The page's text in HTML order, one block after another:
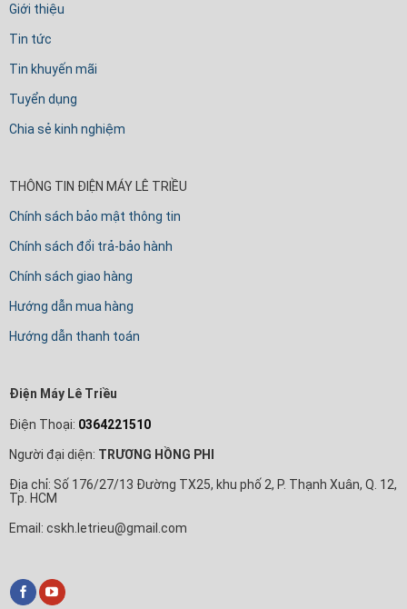
Giới thiệu
Tin tức
Tin khuyến mãi
Tuyển dụng
Chia sẻ kinh nghiệm
THÔNG TIN ĐIỆN MÁY LÊ TRIỀU
Chính sách bảo mật thông tin
Chính sách đổi trả-bảo hành
Chính sách giao hàng
Hướng dẫn mua hàng
Hướng dẫn thanh toán
Điện Máy Lê Triều
Điện Thoại: 0364221510
Người đại diện: TRƯƠNG HỒNG PHI
Địa chỉ: Số 176/27/13 Đường TX25, khu phố 2, P. Thạnh Xuân, Q. 12,
Tp. HCM
Email: cskh.letrieu@gmail.com